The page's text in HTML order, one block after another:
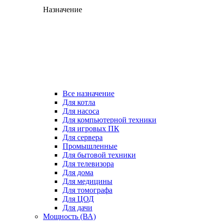
Назначение
Все назначение
Для котла
Для насоса
Для компьютерной техники
Для игровых ПК
Для сервера
Промышленные
Для бытовой техники
Для телевизора
Для дома
Для медицины
Для томографа
Для ЦОД
Для дачи
Мощность (ВА)